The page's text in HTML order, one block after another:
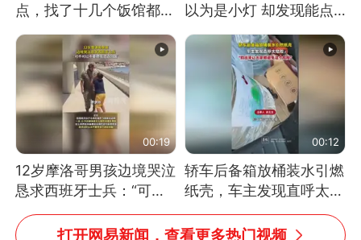
点，找了十几个饭馆都没
开门：午休到几点
以为是小灯 却发现能点
燃香烟 当事人：已报警
00:19
12岁摩洛哥男孩边境哭泣
恳求西班牙士兵：“可不
可以不要把我遣返回国”
00:12
轿车后备箱放桶装水引燃
纸壳，车主发现直呼太危
险，“拍出来让大家都避
免这个危险”
打开网易新闻，查看更多热门视频